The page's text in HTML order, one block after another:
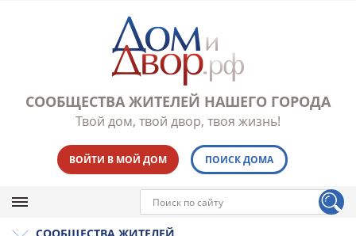
СООБЩЕСТВА ЖИТЕЛЕЙ НАШЕГО ГОРОДА
Твой дом, твой двор, твоя жизнь!
ВОЙТИ В МОЙ ДОМ ПОИСК ДОМА